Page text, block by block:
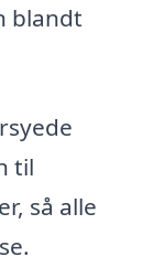
blandt
til
så alle